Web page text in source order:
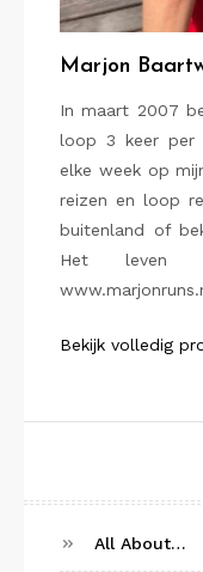
Marjon
In maart 2007
loop 3 keer per
elke week op
reizen en loop
buitenland of
Het leven
Bekijk volledig
All About…